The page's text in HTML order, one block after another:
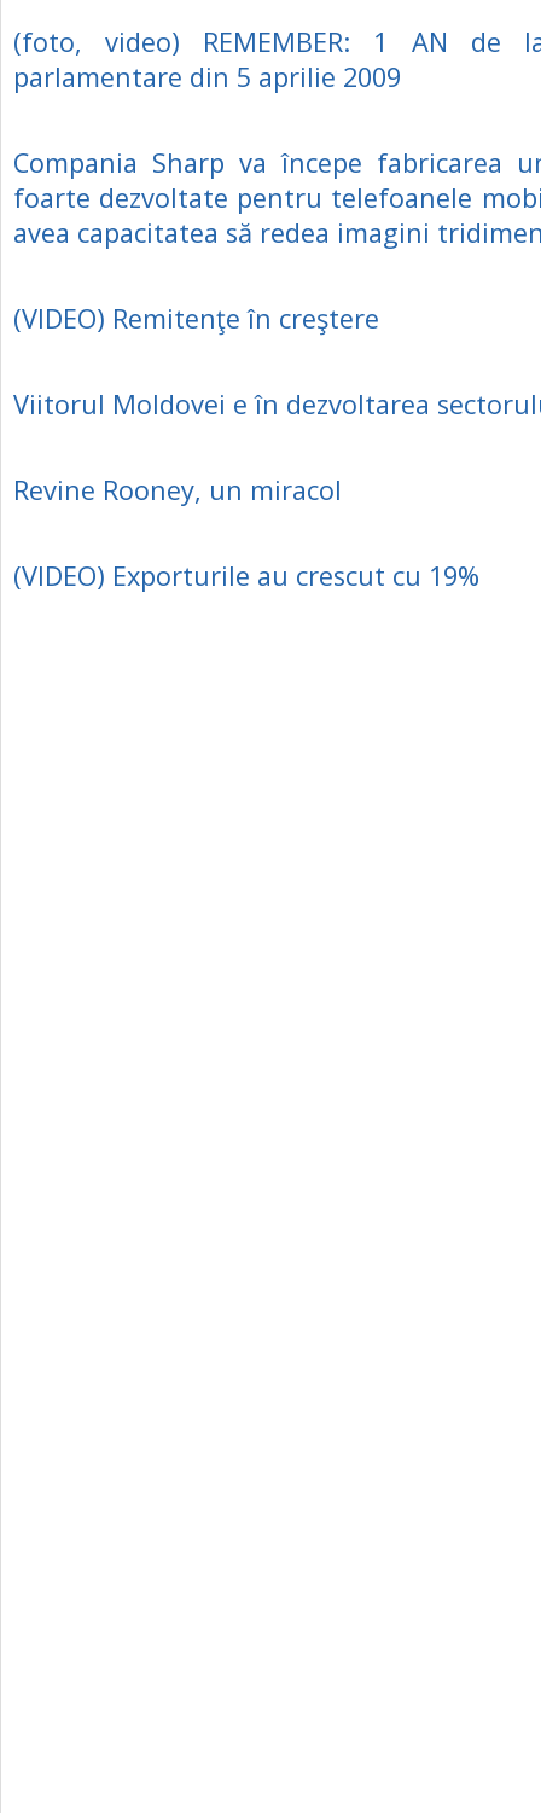
(foto, video) REMEMBER: 1 AN de
parlamentare din 5 aprilie 2009
Compania Sharp va începe fabricarea
foarte dezvoltate pentru telefoanele
avea capacitatea să redea imagini
(VIDEO) Remitenţe în creştere
Viitorul Moldovei e în dezvoltarea
Revine Rooney, un miracol
(VIDEO) Exporturile au crescut cu 19%